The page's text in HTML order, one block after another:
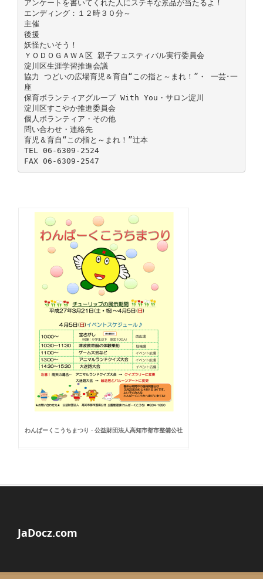
アンケートを書いてくれた人にステキな景品が当たるよ！
エンディング：１２時３０分～
主催
後援
妖怪たいそう！
ＹＯＤＯＧＡＷＡ区 親子フェスティバル実行委員会
淀川区生涯学習推進会議
協力 つどいの広場育児＆育自“この指と～まれ！”・ 一芸･一
座
保育ボランティアグループ With You・サロン淀川
淀川区すこやか推進委員会
個人ボランティア・その他
問い合わせ・連絡先
育児＆育自“この指と～まれ！”辻本
TEL 06-6309-2524
わんぱーくこうちまつり - 公益財団法人高知市都市整備公社
JaDocz.com